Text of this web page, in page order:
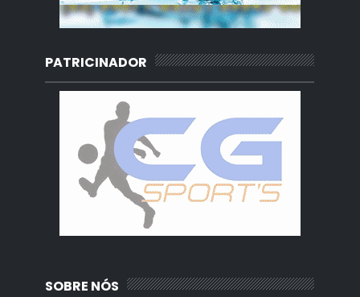
PATRICINADOR
SOBRE NÓS